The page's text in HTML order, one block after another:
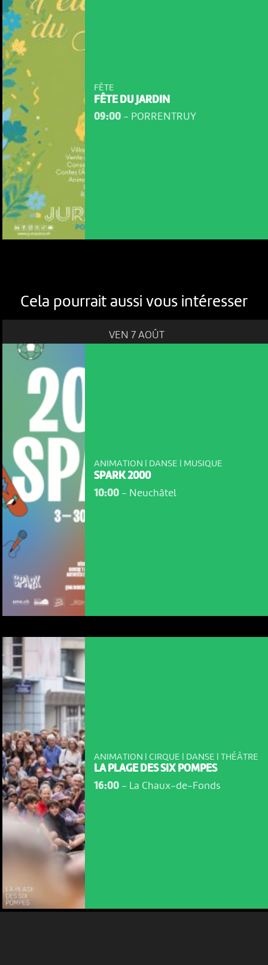
NOUS UTILISONS DES COOKIES
En poursuivant votre navigation sur le culturoscoPe site vous
consentez à l’utilisation de cookies. Les cookies nous
permettent d'analyser le trafic, d’affiner les contenus mis à
votre disposition et renseigner les acteurs·trices culturel·le·s sur
l'intérêt porté à leurs événements.
FÊTE
FÊTE DU JARDIN
09:00- PORRENTRUY
Cela pourrait aussi vous intéresser
VEN 7 AOÛT
ANIMATION | DANSE | MUSIQUE
SPARK 2000
10:00- Neuchâtel
ANIMATION | CIRQUE | DANSE | THÉÂTRE
LA PLAGE DES SIX POMPES
16:00- La Chaux-de-Fonds